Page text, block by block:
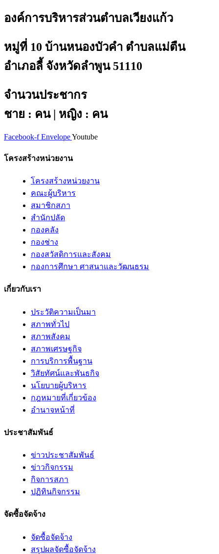
องค์การบริหารส่วนตำบลเวียงแก้ว
หมู่ที่ 10 บ้านหนองบัวคำ ตำบลแม่ตืน
อำเภอลี้ จังหวัดลำพูน 51110
จำนวนประชากร
ชาย : คน | หญิง : คน
Facebook-f EnvelopeYoutube
โครงสร้างหน่วยงาน
โครงสร้างหน่วยงาน
คณะผู้บริหาร
สมาชิกสภา
สำนักปลัด
กองคลัง
กองช่าง
กองสวัสดิการและสังคม
กองการศึกษา ศาสนาและวัฒนธรม
เกี่ยวกับเรา
ประวัติความเป็นมา
สภาพทั่วไป
สภาพสังคม
สภาพเศรษฐกิจ
การบริการพื้นฐาน
วิสัยทัศน์และพันธกิจ
นโยบายผู้บริหาร
กฎหมายที่เกี่ยวข้อง
อํานาจหน้าที่
ประชาสัมพันธ์
ข่าวประชาสัมพันธ์
ข่าวกิจกรรม
กิจการสภา
ปฏิทินกิจกรรม
จัดซื้อจัดจ้าง
จัดซื้อจัดจ้าง
สรุปผลจัดซื้อจัดจ้าง